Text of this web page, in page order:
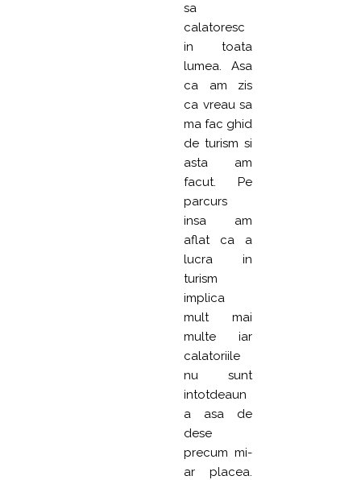
sa
calatoresc
in toata
lumea. Asa
ca am zis
ca vreau sa
ma fac ghid
de turism si
asta am
facut. Pe
parcurs
insa am
aflat ca a
lucra in
turism
implica
mult mai
multe iar
calatoriile
nu sunt
intotdeaun
a asa de
dese
precum mi-
ar placea.